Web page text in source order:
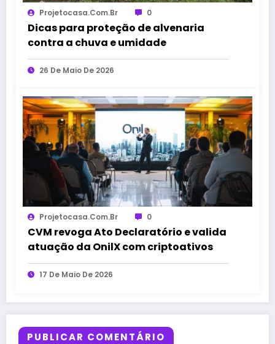
Projetocasa.com.br 0
Dicas para proteção de alvenaria
contra a chuva e umidade
26 De Maio De 2026
Projetocasa.com.br 0
CVM revoga Ato Declaratório e valida
atuação da OnilX com criptoativos
17 De Maio De 2026
PUBLICAR COMENTÁRIO